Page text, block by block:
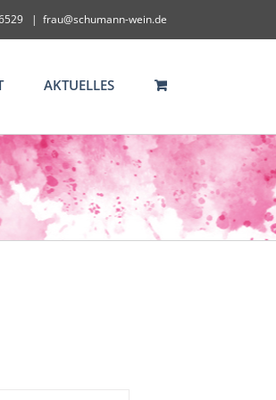
| frau@schumann-wein.de
AKTUELLES